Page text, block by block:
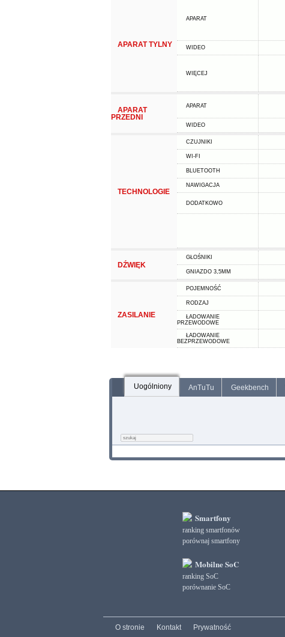
APARAT TYLNY
APARAT
WIDEO
WIĘCEJ
APARAT
PRZEDNI
APARAT
WIDEO
TECHNOLOGIE
CZUJNIKI
WI-FI
BLUETOOTH
NAWIGACJA
DODATKOWO
DŹWIĘK
GŁOŚNIKI
GNIAZDO 3,5MM
ZASILANIE
POJEMNOŚĆ
RODZAJ
ŁADOWANIE
PRZEWODOWE
ŁADOWANIE
BEZPRZEWODOWE
Uogólniony AnTuTu Geekbench
Smartfony
ranking smartfonów
porównaj smartfony
Mobilne SoC
ranking SoC
porównanie SoC
O stronie Kontakt Prywatność